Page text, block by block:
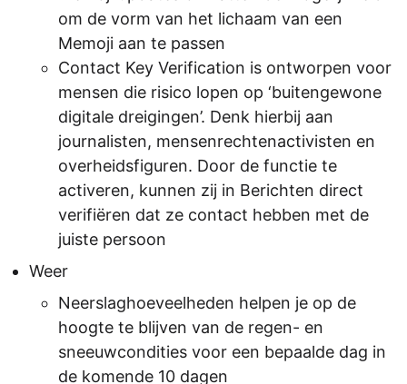
om de vorm van het lichaam van een
Memoji aan te passen
Contact Key Verification is ontworpen voor
mensen die risico lopen op ‘buitengewone
digitale dreigingen’. Denk hierbij aan
journalisten, mensenrechtenactivisten en
overheidsfiguren. Door de functie te
activeren, kunnen zij in Berichten direct
verifiëren dat ze contact hebben met de
juiste persoon
Weer
Neerslaghoeveelheden helpen je op de
hoogte te blijven van de regen- en
sneeuwcondities voor een bepaalde dag in
de komende 10 dagen